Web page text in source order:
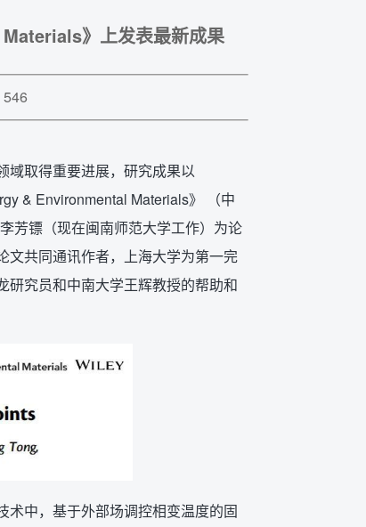
》上发表最新成果
546
域取得重要进展，研究成果以
& Environmental Materials》 （中
芳镖（现在闽南师范大学工作）为论
文共同通讯作者，上海大学为第一完
研究员和中南大学王辉教授的帮助和
术中，基于外部场调控相变温度的固